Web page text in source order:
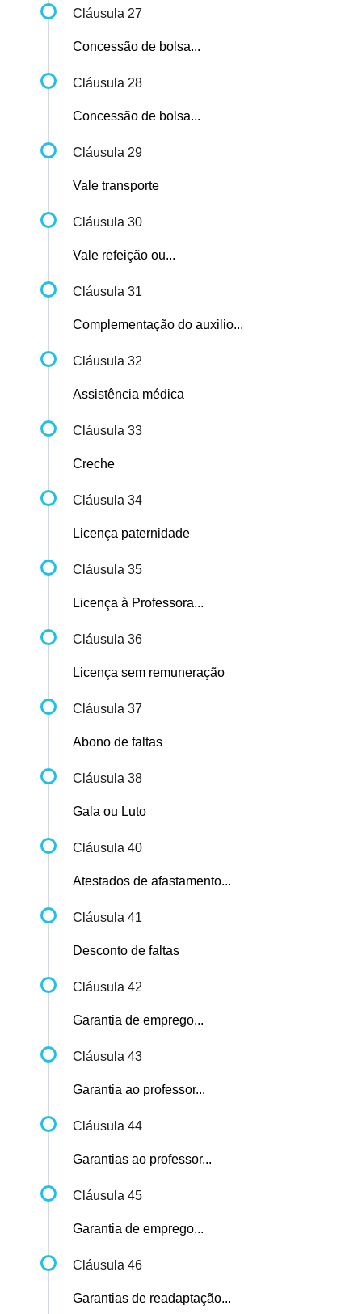
Cláusula 27
Concessão de bolsa...
Cláusula 28
Concessão de bolsa...
Cláusula 29
Vale transporte
Cláusula 30
Vale refeição ou...
Cláusula 31
Complementação do auxilio...
Cláusula 32
Assistência médica
Cláusula 33
Creche
Cláusula 34
Licença paternidade
Cláusula 35
Licença à Professora...
Cláusula 36
Licença sem remuneração
Cláusula 37
Abono de faltas
Cláusula 38
Gala ou Luto
Cláusula 40
Atestados de afastamento...
Cláusula 41
Desconto de faltas
Cláusula 42
Garantia de emprego...
Cláusula 43
Garantia ao professor...
Cláusula 44
Garantias ao professor...
Cláusula 45
Garantia de emprego...
Cláusula 46
Garantias de readaptação...